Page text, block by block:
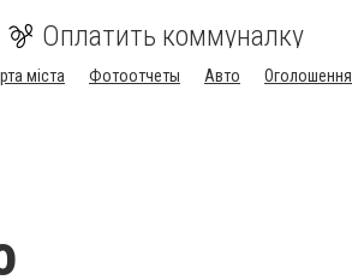
Оплатить коммуналку
міста Фотоотчеты Авто
Оголошення